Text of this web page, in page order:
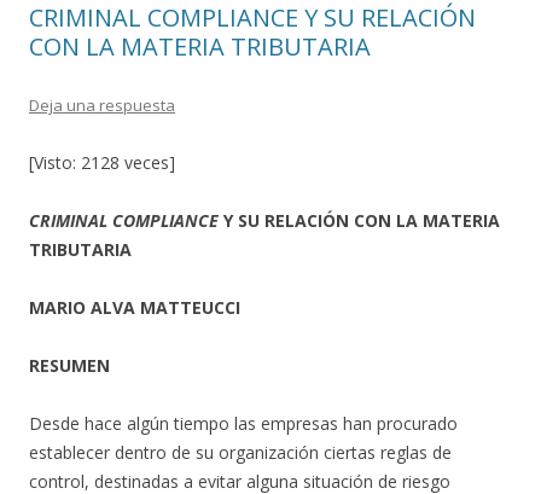
CRIMINAL COMPLIANCE Y SU RELACIÓN
CON LA MATERIA TRIBUTARIA
Deja una respuesta
[Visto: 2128 veces]
CRIMINAL COMPLIANCE Y SU RELACIÓN CON LA MATERIA
TRIBUTARIA
MARIO ALVA MATTEUCCI
RESUMEN
Desde hace algún tiempo las empresas han procurado
establecer dentro de su organización ciertas reglas de
control, destinadas a evitar alguna situación de riesgo